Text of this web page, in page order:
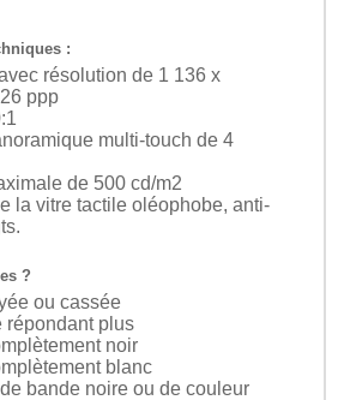
:
résolution de 1 136 x
ppp
multi-touch de 4
de 500 cd/m2
la vitre tactile oléophobe, anti-
?
ou cassée
répondant plus
noir
blanc
bande noire ou de couleur